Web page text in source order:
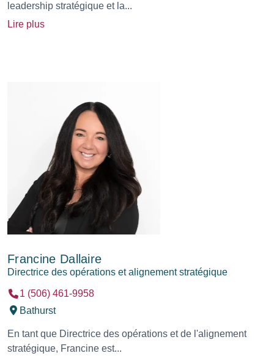
leadership stratégique et la...
Lire plus
Francine Dallaire
Directrice des opérations et alignement stratégique
1 (506) 461-9958
Bathurst
En tant que Directrice des opérations et de l'alignement
stratégique, Francine est...